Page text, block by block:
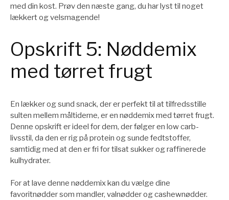
med din kost. Prøv den næste gang, du har lyst til noget
lækkert og velsmagende!
Opskrift 5: Nøddemix
med tørret frugt
En lækker og sund snack, der er perfekt til at tilfredsstille
sulten mellem måltiderne, er en nøddemix med tørret frugt.
Denne opskrift er ideel for dem, der følger en low carb-
livsstil, da den er rig på protein og sunde fedtstoffer,
samtidig med at den er fri for tilsat sukker og raffinerede
kulhydrater.
For at lave denne nøddemix kan du vælge dine
favoritnødder som mandler, valnødder og cashewnødder.